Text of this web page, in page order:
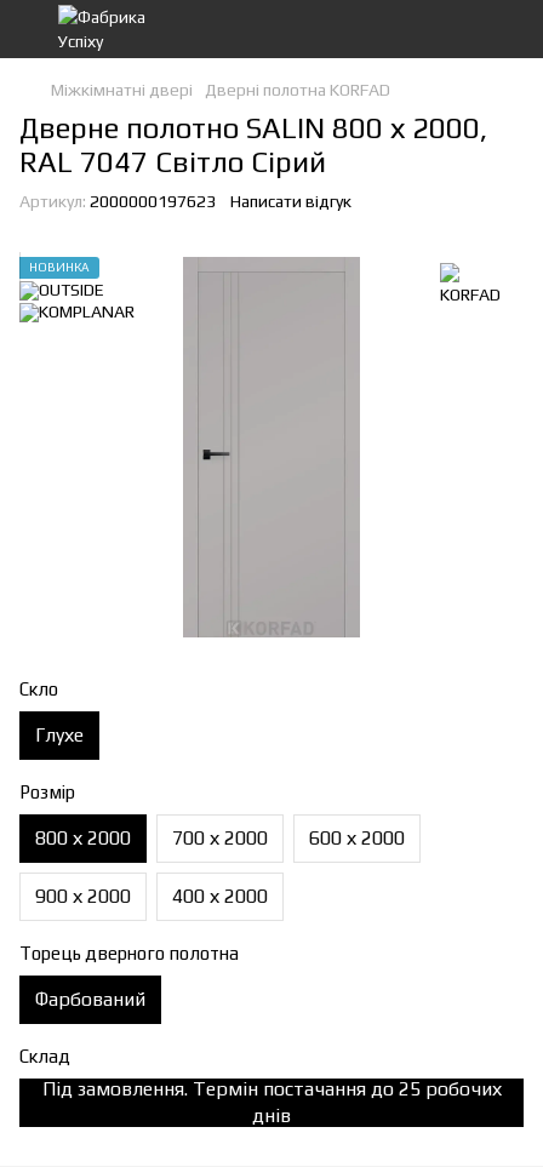
Міжкімнатні двері Дверні полотна KORFAD
Дверне полотно SALIN 800 х 2000,
RAL 7047 Світло Сірий
Артикул: 2000000197623 Написати відгук
НОВИНКА
Скло
Глухе
Розмір
800 х 2000 700 х 2000 600 х 2000
900 х 2000 400 х 2000
Торець дверного полотна
Фарбований
Склад
Під замовлення. Термін постачання до 25 робочих
днів